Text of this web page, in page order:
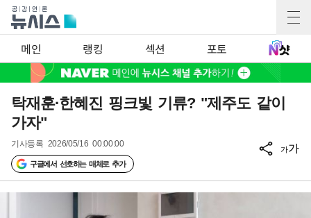
메인 랭킹 섹션 포토
탁재훈·한혜진 핑크빛 기류? "제주도 같이
가자"
기사등록 2026/05/16 00:00:00
구글에서 선호하는 매체로 추가
가가